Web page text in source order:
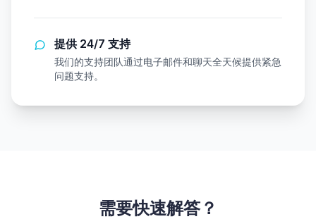
提供 24/7 支持
我们的支持团队通过电子邮件和聊天全天候提供紧急
问题支持。
需要快速解答？